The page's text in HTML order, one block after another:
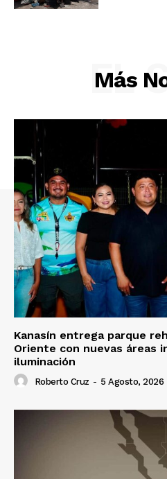
Más
EL
Kanasín entrega parque
Oriente con nuevas áreas
iluminación
Roberto Cruz - 5 Agosto, 2026